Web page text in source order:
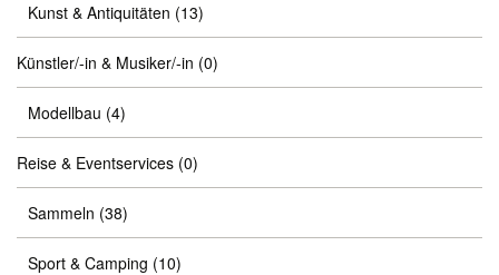
Kunst & Antiquitäten (13)
Künstler/-in & Musiker/-in (0)
Modellbau (4)
Reise & Eventservices (0)
Sammeln (38)
Sport & Camping (10)